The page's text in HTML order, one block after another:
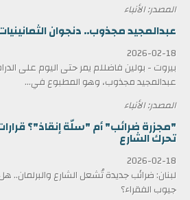
المصدر: الأنباء
عبدالمجيد مجذوب.. دنجوان
2026-02-18
بيروت - بولين فاضللم يمر حتى اليوم على
عبدالمجيد مجذوب، وهو المطبوع في...
المصدر: الأنباء
"مجزرة ضرائب" أم "سلّة إنقاذ"؟
تحرك الشارع
2026-02-18
لبنان: ضرائب جديدة تُشعل الشارع والبرلمان..
جيوب الفقراء؟